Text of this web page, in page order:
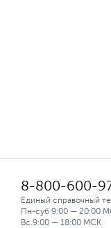
8-800-600-
Единый справочный
Пн-суб 9:00 — 20:00
Вс.9:00 — 18:00 МСК